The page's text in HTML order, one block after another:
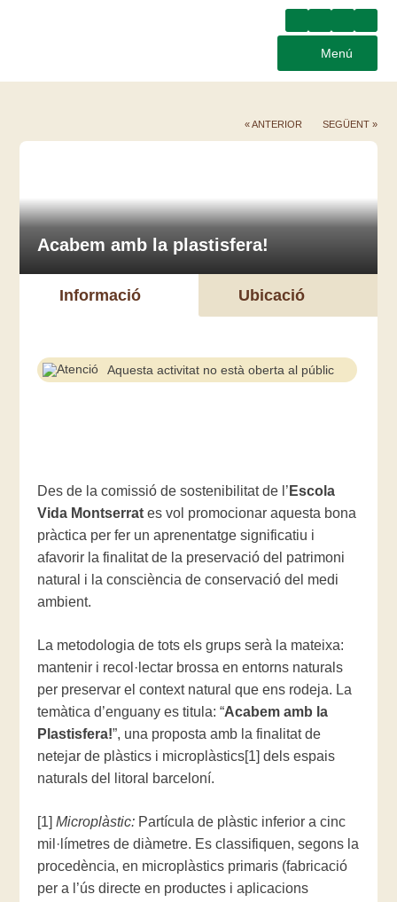
Menú
« ANTERIOR SEGÜENT »
Acabem amb la plastisfera!
Informació Ubicació
Aquesta activitat no està oberta al públic
Des de la comissió de sostenibilitat de l’ Escola
Vida Montserrat es vol promocionar aquesta bona
pràctica per fer un aprenentatge significatiu i
afavorir la finalitat de la preservació del patrimoni
natural i la consciència de conservació del medi
ambient.
La metodologia de tots els grups serà la mateixa:
mantenir i recol·lectar brossa en entorns naturals
per preservar el context natural que ens rodeja. La
temàtica d’enguany es titula: “Acabem amb la
Plastisfera!”, una proposta amb la finalitat de
netejar de plàstics i microplàstics[1] dels espais
naturals del litoral barceloní.
[1]Microplàstic: Partícula de plàstic inferior a cinc
mil·límetres de diàmetre. Es classifiquen, segons la
procedència, en microplàstics primaris (fabricació
per a l’ús directe en productes i aplicacions